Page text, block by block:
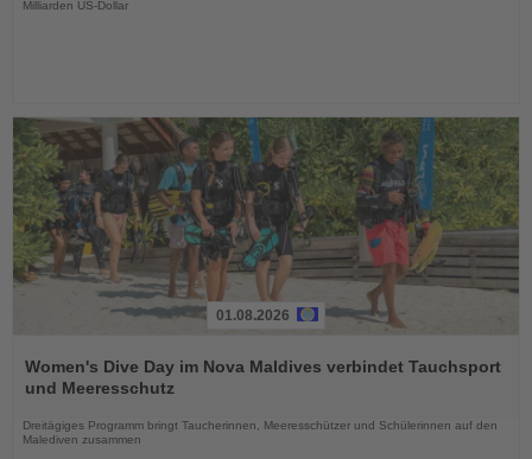
Milliarden US-Dollar
Sie
die
01.08.2026
Women's Dive Day im Nova Maldives verbindet Tauchsport
und Meeresschutz
Dreitägiges Programm bringt Taucherinnen, Meeresschützer und Schülerinnen auf den
Malediven zusammen